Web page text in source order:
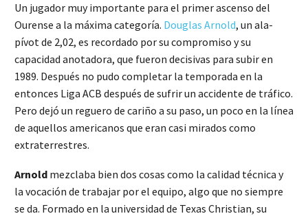
Un jugador muy importante para el primer ascenso del
Ourense a la máxima categoría. Douglas Arnold, un ala-
pívot de 2,02, es recordado por su compromiso y su
capacidad anotadora, que fueron decisivas para subir en
1989. Después no pudo completar la temporada en la
entonces Liga ACB después de sufrir un accidente de tráfico.
Pero dejó un reguero de cariño a su paso, un poco en la línea
de aquellos americanos que eran casi mirados como
extraterrestres.
Arnold mezclaba bien dos cosas como la calidad técnica y
la vocación de trabajar por el equipo, algo que no siempre
se da. Formado en la universidad de Texas Christian, su